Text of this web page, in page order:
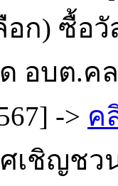
อก) ซื้อ
อบต.ค
-> ค
ศเชิญช